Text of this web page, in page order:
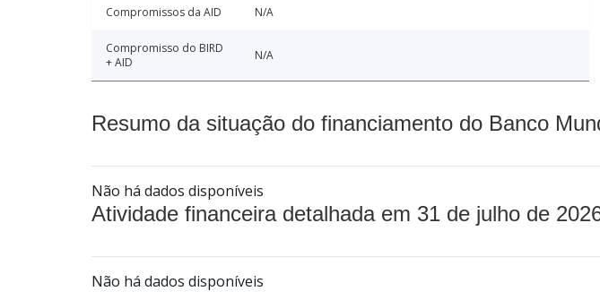
Compromissos da AID N/A
Compromisso do BIRD
+ AID
N/A
Resumo da situação do financiamento do Banco
Não há dados disponíveis
Atividade financeira detalhada em 31 de julho de
Não há dados disponíveis